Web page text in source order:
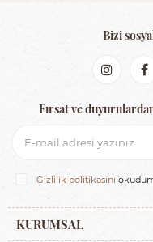
KURUMSAL
Bizi
Fırsat ve
Gizlilik politikasını